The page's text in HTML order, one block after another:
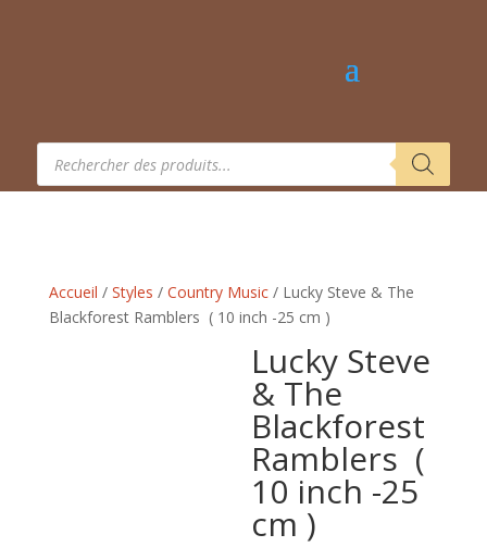
Recherche
produits
Accueil / Styles / Country Music/ Lucky Steve & The
Blackforest Ramblers ‎ ( 10 inch -25 cm )
Lucky Steve
& The
Blackforest
Ramblers ‎ (
10 inch -25
cm )